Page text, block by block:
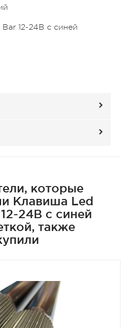
12-24В с синей
которые
Клавиша Led
24В с синей
также